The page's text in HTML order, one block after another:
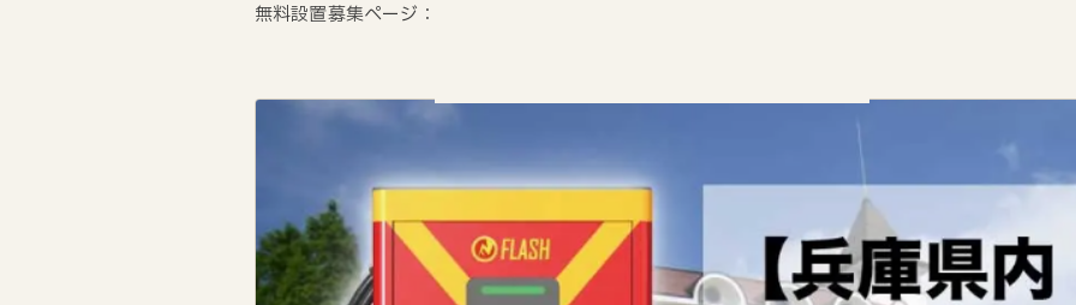
無料設置募集ページ：